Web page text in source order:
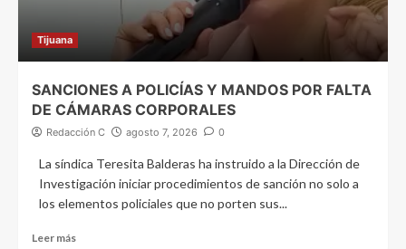
Tijuana
SANCIONES A POLICÍAS Y MANDOS POR FALTA
DE CÁMARAS CORPORALES
Redacción C agosto 7, 2026 0
La síndica Teresita Balderas ha instruido a la Dirección de
Investigación iniciar procedimientos de sanción no solo a
los elementos policiales que no porten sus...
Leer más